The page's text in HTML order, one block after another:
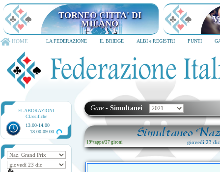
TORNEO CITTA' DI MILANO
6-8 dicembre 2026
HOME LA FEDERAZIONE IL BRIDGE ALBI e REGISTRI PUNTI
ELABORAZIONI
Classifiche
13.00-14.00
18.00-09.00
Gare - Simultanei
Simultaneo
19ª tappa/27 gironi giovedì 23